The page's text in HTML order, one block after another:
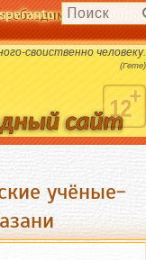
для
Богу.Желать
свойственно человеку.
(Гете)
учёные-